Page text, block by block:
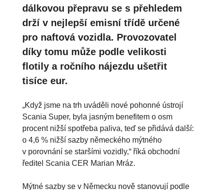
dálkovou přepravu se s přehledem
drží v nejlepší emisní třídě určené
pro naftová vozidla. Provozovatel
díky tomu může podle velikosti
flotily a ročního nájezdu ušetřit
tisíce eur.
„Když jsme na trh uváděli nové pohonné ústrojí
Scania Super, byla jasným benefitem o osm
procent nižší spotřeba paliva, teď se přidává další:
o 4,6 % nižší sazby německého mýtného
v porovnání se staršími vozidly,“ říká obchodní
ředitel Scania CER Marian Mráz.
Mýtné sazby se v Německu nově stanovují podle